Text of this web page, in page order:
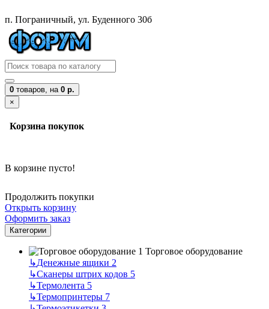
п. Пограничный, ул. Буденного 30б
0 товаров, на 0 р.
×
Корзина покупок
В корзине пусто!
Продолжить покупки
Открыть корзину
Оформить заказ
Категории
Торговое оборудование
↳Денежные ящики 2
↳Сканеры штрих кодов 5
↳Термолента 5
↳Термопринтеры 7